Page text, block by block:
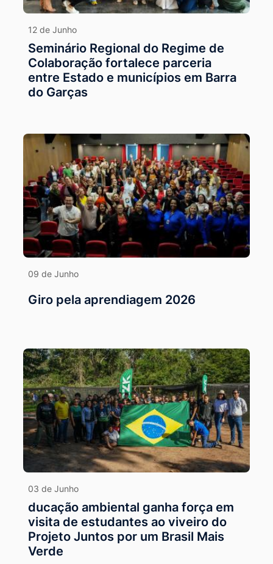
12 de Junho
Seminário Regional do Regime de
Colaboração fortalece parceria
entre Estado e municípios em Barra
do Garças
09 de Junho
Giro pela aprendiagem 2026
03 de Junho
ducação ambiental ganha força em
visita de estudantes ao viveiro do
Projeto Juntos por um Brasil Mais
Verde